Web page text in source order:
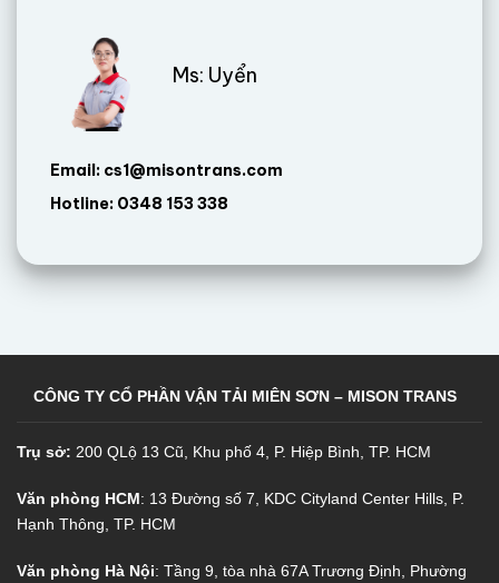
Ms: Uyển
Email: cs1@misontrans.com
Hotline: 0348 153 338
CÔNG TY CỔ PHẦN VẬN TẢI MIÊN SƠN – MISON TRANS
Trụ sở: 200 QLộ 13 Cũ, Khu phố 4, P. Hiệp Bình, TP. HCM
Văn phòng HCM: 13 Đường số 7, KDC Cityland Center Hills, P.
Hạnh Thông, TP. HCM
Văn phòng Hà Nội: Tầng 9, tòa nhà 67A Trương Định, Phường